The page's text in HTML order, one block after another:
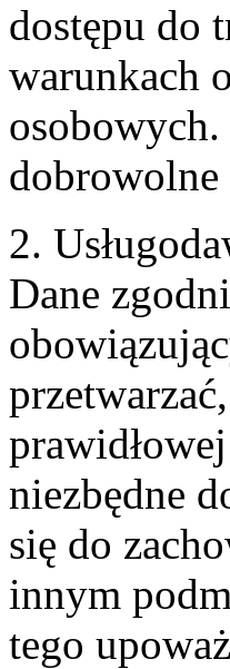
dostępu do
warunkach
osobowych.
dobrowolne
2.
Dane
niezbędne
się do
innym
tego